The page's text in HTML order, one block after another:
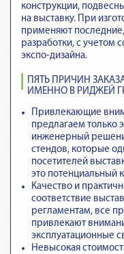
конструкции,
на выставку. При
применяют
разработки, с учетом
экспо-дизайна.
ПЯТЬ ПРИЧИН
ИМЕННО В РИДЖЕЙ
Привлекающие
предлагаем только
инженерный
стендов, которые
посетителей
это потенциальный
Качество и
соответствие
регламентам, все
привлекают
эксплуатационные
Невысокая